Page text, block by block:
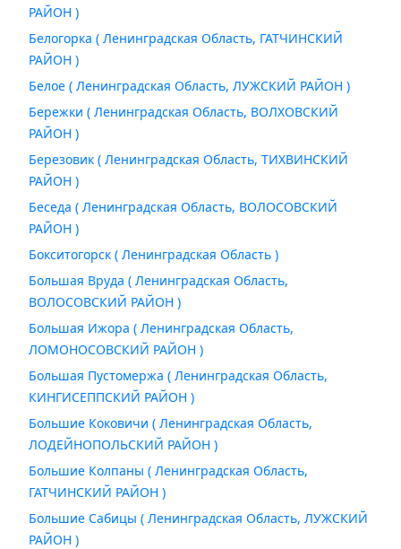
РАЙОН )
Белогорка ( Ленинградская Область, ГАТЧИНСКИЙ
РАЙОН )
Белое ( Ленинградская Область, ЛУЖСКИЙ РАЙОН )
Бережки ( Ленинградская Область, ВОЛХОВСКИЙ
РАЙОН )
Березовик ( Ленинградская Область, ТИХВИНСКИЙ
РАЙОН )
Беседа ( Ленинградская Область, ВОЛОСОВСКИЙ
РАЙОН )
Бокситогорск ( Ленинградская Область )
Большая Вруда ( Ленинградская Область,
ВОЛОСОВСКИЙ РАЙОН )
Большая Ижора ( Ленинградская Область,
ЛОМОНОСОВСКИЙ РАЙОН )
Большая Пустомержа ( Ленинградская Область,
КИНГИСЕППСКИЙ РАЙОН )
Большие Коковичи ( Ленинградская Область,
ЛОДЕЙНОПОЛЬСКИЙ РАЙОН )
Большие Колпаны ( Ленинградская Область,
ГАТЧИНСКИЙ РАЙОН )
Большие Сабицы ( Ленинградская Область, ЛУЖСКИЙ
РАЙОН )